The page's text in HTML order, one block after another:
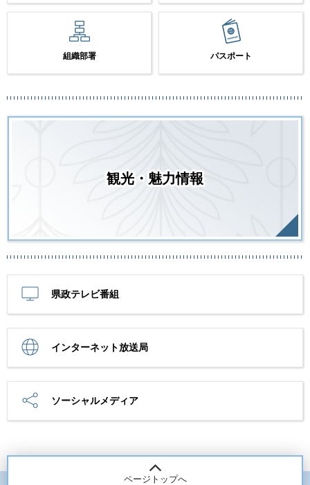
組織部署 パスポート
観光・魅力情報
県政テレビ番組
インターネット放送局
ソーシャルメディア
ページトップへ